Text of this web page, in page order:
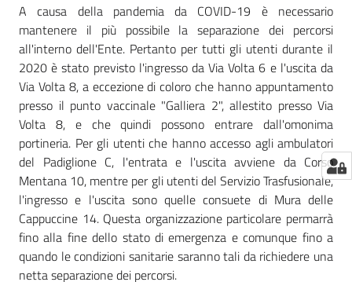
A causa della pandemia da COVID-19 è necessario
mantenere il più possibile la separazione dei percorsi
all'interno dell'Ente. Pertanto per tutti gli utenti durante il
2020 è stato previsto l'ingresso da Via Volta 6 e l'uscita da
Via Volta 8, a eccezione di coloro che hanno appuntamento
presso il punto vaccinale "Galliera 2", allestito presso Via
Volta 8, e che quindi possono entrare dall'omonima
portineria. Per gli utenti che hanno accesso agli ambulatori
del Padiglione C, l'entrata e l'uscita avviene da Corso
Mentana 10, mentre per gli utenti del Servizio Trasfusionale,
l'ingresso e l'uscita sono quelle consuete di Mura delle
Cappuccine 14. Questa organizzazione particolare permarrà
fino alla fine dello stato di emergenza e comunque fino a
quando le condizioni sanitarie saranno tali da richiedere una
netta separazione dei percorsi.